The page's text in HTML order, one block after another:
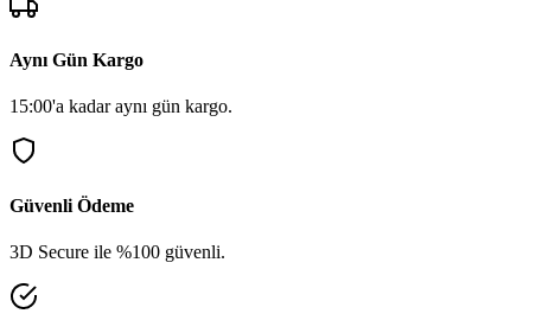
Aynı Gün Kargo
15:00'a kadar aynı gün kargo.
Güvenli Ödeme
3D Secure ile %100 güvenli.